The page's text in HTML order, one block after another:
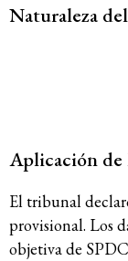
Naturaleza
Aplicación de
El tribunal
provisional. Los
objetiva de